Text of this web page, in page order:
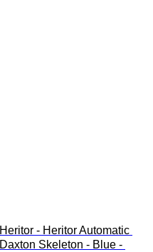
Heritor - Heritor Automatic
Daxton Skeleton - Blue -